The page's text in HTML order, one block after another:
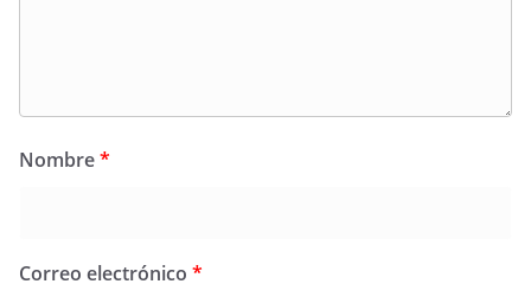
Nombre*
Correo electrónico *